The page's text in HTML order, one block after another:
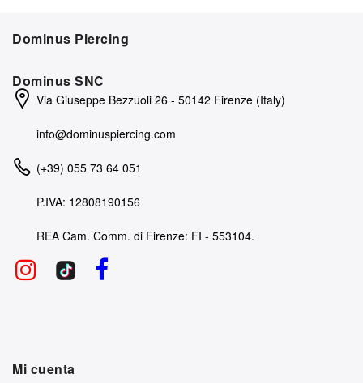
Dominus Piercing
Dominus SNC
Via Giuseppe Bezzuoli 26 - 50142 Firenze (Italy)
info@dominuspiercing.com
(+39) 055 73 64 051
P.IVA: 12808190156
REA Cam. Comm. di Firenze: FI - 553104.
Mi cuenta